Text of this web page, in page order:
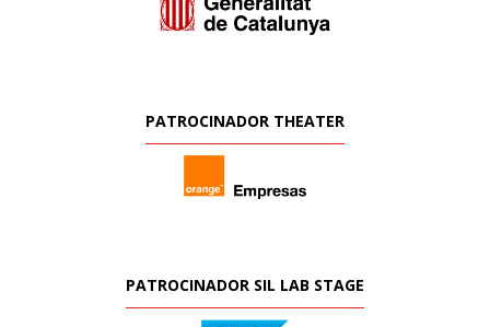
PATROCINADOR THEATER
PATROCINADOR SIL LAB STAGE